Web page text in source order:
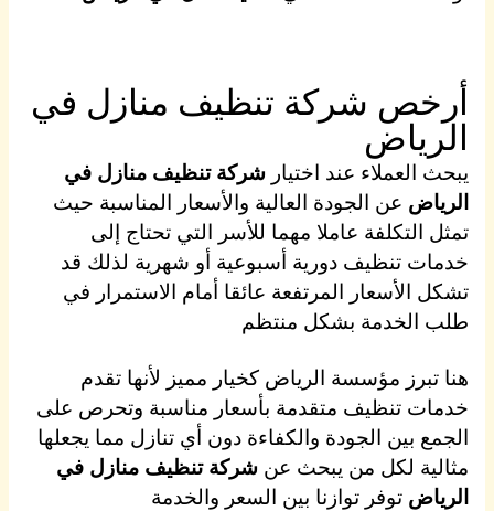
أرخص شركة تنظيف منازل في
الرياض
يبحث العملاء عند اختيارشركة تنظيف منازل في
الرياض عن الجودة العالية والأسعار المناسبة حيث
تمثل التكلفة عاملا مهما للأسر التي تحتاج إلى
خدمات تنظيف دورية أسبوعية أو شهرية لذلك قد
تشكل الأسعار المرتفعة عائقا أمام الاستمرار في
طلب الخدمة بشكل منتظم
هنا تبرز مؤسسة الرياض كخيار مميز لأنها تقدم
خدمات تنظيف متقدمة بأسعار مناسبة وتحرص على
الجمع بين الجودة والكفاءة دون أي تنازل مما يجعلها
مثالية لكل من يبحث عنشركة تنظيف منازل في
الرياض توفر توازنا بين السعر والخدمة